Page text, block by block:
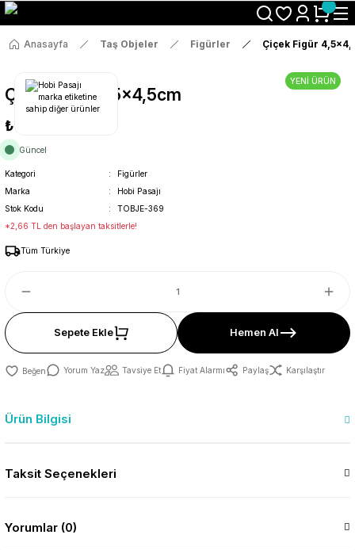
Size Özel "HG10" Koduyla Sepette Hemen %10 İndirimi Kaçırma
Anasayfa Taş Objeler Figürler Çiçek Figür
YENİ ÜRÜN
Çiçek Figür 4,5x4,5cm
₺14
Güncel
Kategori
Figürler
Marka
Hobi Pasajı
Stok Kodu
TOBJE-369
*2,66 TL den başlayan taksitlerle!
Tüm Türkiye
Sepete Ekle Hemen Al
Yorum Yaz Tavsiye Et Fiyat Alarmı Paylaş Karşılaştır
Ürün Bilgisi
Taksit Seçenekleri
Yorumlar (0)